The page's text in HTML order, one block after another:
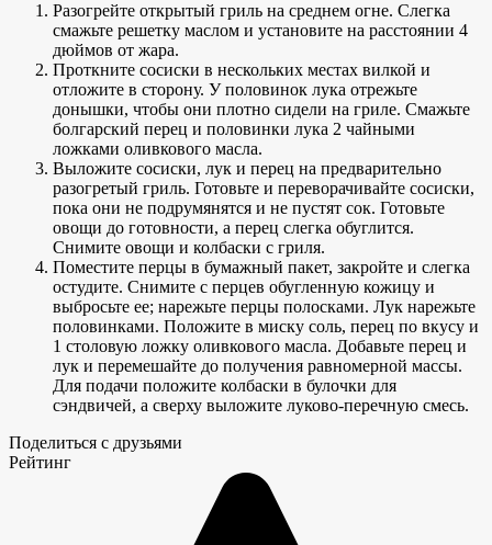
Разогрейте открытый гриль на среднем огне. Слегка
смажьте решетку маслом и установите на расстоянии 4
дюймов от жара.
Проткните сосиски в нескольких местах вилкой и
отложите в сторону. У половинок лука отрежьте
донышки, чтобы они плотно сидели на гриле. Смажьте
болгарский перец и половинки лука 2 чайными
ложками оливкового масла.
Выложите сосиски, лук и перец на предварительно
разогретый гриль. Готовьте и переворачивайте сосиски,
пока они не подрумянятся и не пустят сок. Готовьте
овощи до готовности, а перец слегка обуглится.
Снимите овощи и колбаски с гриля.
Поместите перцы в бумажный пакет, закройте и слегка
остудите. Снимите с перцев обугленную кожицу и
выбросьте ее; нарежьте перцы полосками. Лук нарежьте
половинками. Положите в миску соль, перец по вкусу и
1 столовую ложку оливкового масла. Добавьте перец и
лук и перемешайте до получения равномерной массы.
Для подачи положите колбаски в булочки для
сэндвичей, а сверху выложите луково-перечную смесь.
Поделиться с друзьями
Рейтинг